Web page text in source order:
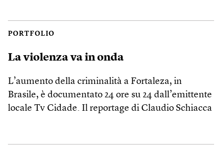
PORTFOLIO
La violenza va in onda
L’aumento della criminalità a Fortaleza, in
Brasile, è documentato 24 ore su 24 dall’emittente
locale Tv Cidade. Il reportage di Claudio Schiacca